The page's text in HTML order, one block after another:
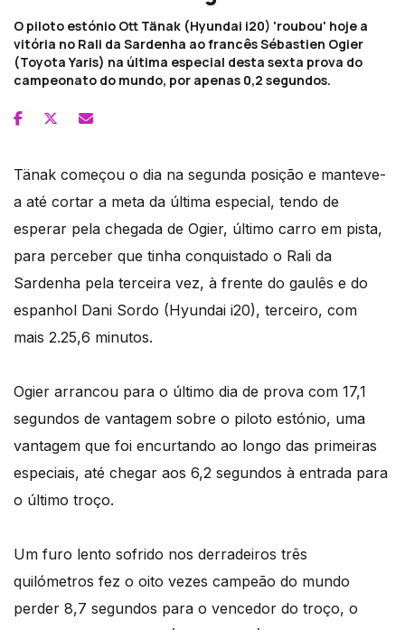
O piloto estónio Ott Tänak (Hyundai i20) 'roubou' hoje a
vitória no Rali da Sardenha ao francês Sébastien Ogier
(Toyota Yaris) na última especial desta sexta prova do
campeonato do mundo, por apenas 0,2 segundos.
Tänak começou o dia na segunda posição e manteve-
a até cortar a meta da última especial, tendo de
esperar pela chegada de Ogier, último carro em pista,
para perceber que tinha conquistado o Rali da
Sardenha pela terceira vez, à frente do gaulês e do
espanhol Dani Sordo (Hyundai i20), terceiro, com
mais 2.25,6 minutos.
Ogier arrancou para o último dia de prova com 17,1
segundos de vantagem sobre o piloto estónio, uma
vantagem que foi encurtando ao longo das primeiras
especiais, até chegar aos 6,2 segundos à entrada para
o último troço.
Um furo lento sofrido nos derradeiros três
quilómetros fez o oito vezes campeão do mundo
perder 8,7 segundos para o vencedor do troço, o